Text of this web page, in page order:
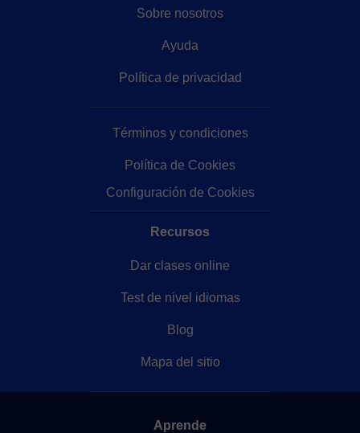
Sobre nosotros
Ayuda
Política de privacidad
Términos y condiciones
Política de Cookies
Configuración de Cookies
Recursos
Dar clases online
Test de nivel idiomas
Blog
Mapa del sitio
Aprende